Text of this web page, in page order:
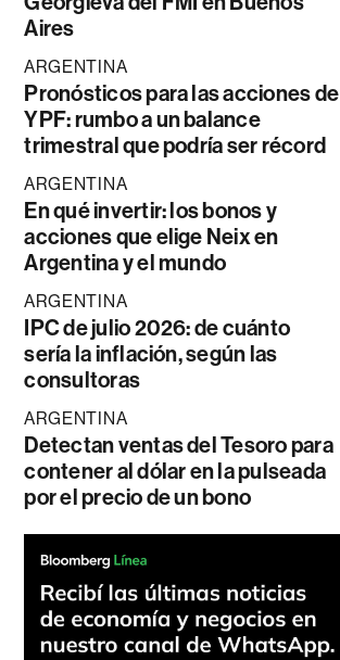
Aires
ARGENTINA
Pronósticos para las acciones de
YPF: rumbo a un balance
trimestral que podría ser récord
ARGENTINA
En qué invertir: los bonos y
acciones que elige Neix en
Argentina y el mundo
ARGENTINA
IPC de julio 2026: de cuánto
sería la inflación, según las
consultoras
ARGENTINA
Detectan ventas del Tesoro para
contener al dólar en la pulseada
por el precio de un bono